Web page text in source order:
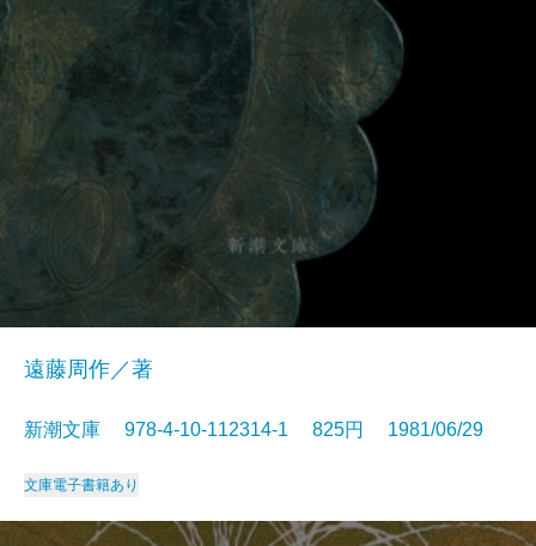
遠藤周作／著
新潮文庫 978-4-10-112314-1 825円 1981/06/29
文庫電子書籍あり